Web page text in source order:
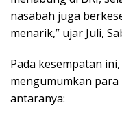
nasabah juga
menarik,” ujar Juli,
Pada kesempatan
mengumumkan
antaranya: